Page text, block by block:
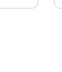
ได้
ากต้อง